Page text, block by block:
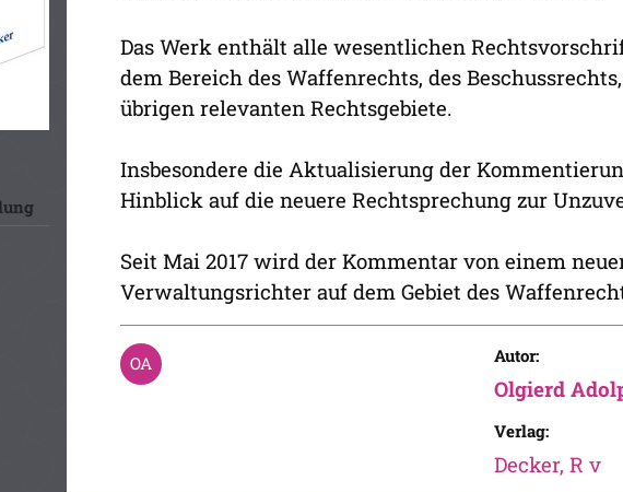
Das Werk enthält alle wesentlichen
dem Bereich des Waffenrechts, des
übrigen relevanten Rechtsgebiete.
Insbesondere die Aktualisierung der
Hinblick auf die neuere Rechtsprechung zur
Seit Mai 2017 wird der Kommentar von einem
Verwaltungsrichter auf dem Gebiet des
Autor:
Olgierd
Verlag:
Decker, R v